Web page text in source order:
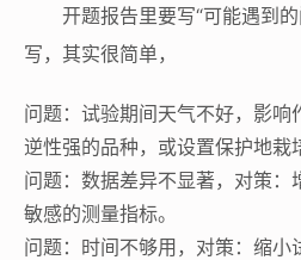
开题报告里要写“可能遇到
写，其实很简单，
问题：试验期间天气不好，影响
逆性强的品种，或设置保护地栽
问题：数据差异不显著，对策：
敏感的测量指标。
问题：时间不够用，对策：缩小